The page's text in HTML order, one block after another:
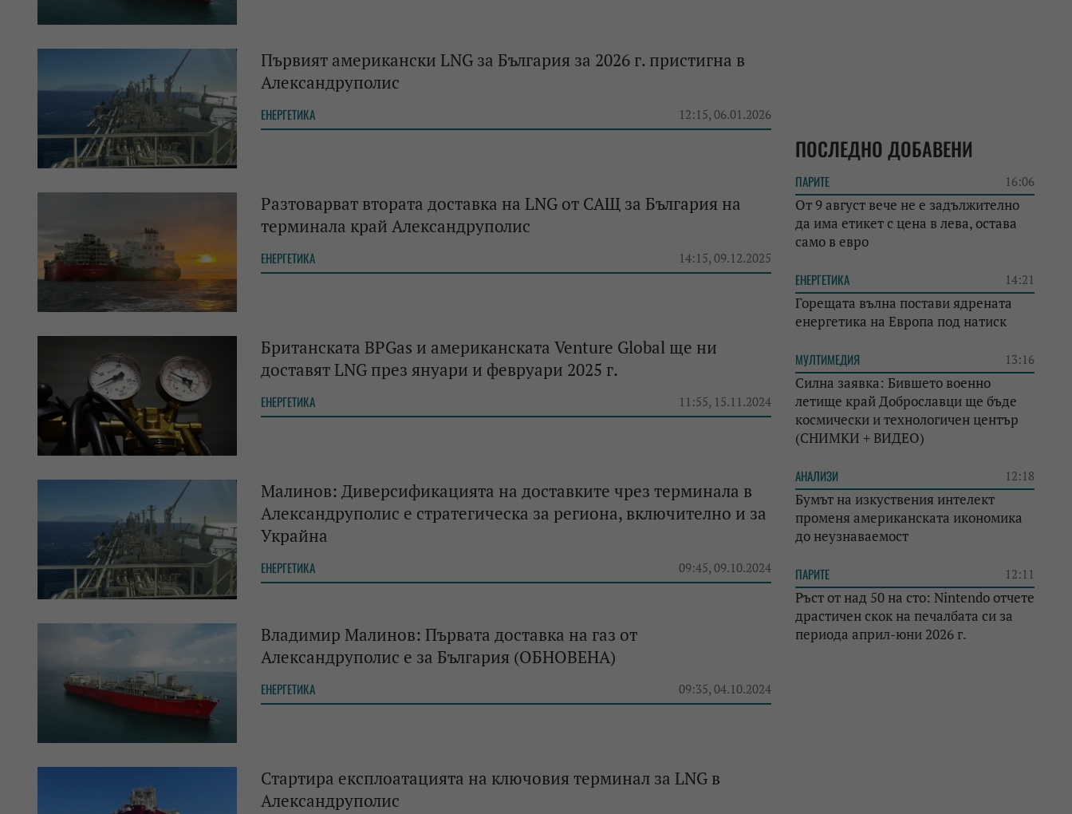
Първият американски LNG за България за 2026 г. пристигна в
Александруполис
ЕНЕРГЕТИКА 12:15, 06.01.2026
Разтоварват втората доставка на LNG от САЩ за България на
терминала край Александруполис
ЕНЕРГЕТИКА 14:15, 09.12.2025
Британската BPGas и американската Venture Global ще ни
доставят LNG през януари и февруари 2025 г.
ЕНЕРГЕТИКА 11:55, 15.11.2024
Малинов: Диверсификацията на доставките чрез терминала в
Александруполис е стратегическа за региона, включително и за
Украйна
ЕНЕРГЕТИКА 09:45, 09.10.2024
Владимир Малинов: Първата доставка на газ от
Александруполис е за България (ОБНОВЕНА)
ЕНЕРГЕТИКА 09:35, 04.10.2024
Стартира експлоатацията на ключовия терминал за LNG в
Александруполис
ПОСЛЕДНО ДОБАВЕНИ
ПАРИТЕ 16:06
От 9 август вече не е задължително
да има етикет с цена в лева, остава
само в евро
ЕНЕРГЕТИКА 14:21
Горещата вълна постави ядрената
енергетика на Европа под натиск
МУЛТИМЕДИЯ 13:16
Силна заявка: Бившето военно
летище край Доброславци ще бъде
космически и технологичен център
(СНИМКИ + ВИДЕО)
АНАЛИЗИ 12:18
Бумът на изкуствения интелект
променя американската икономика
до неузнаваемост
ПАРИТЕ 12:11
Ръст от над 50 на сто: Nintendo отчете
драстичен скок на печалбата си за
периода април-юни 2026 г.